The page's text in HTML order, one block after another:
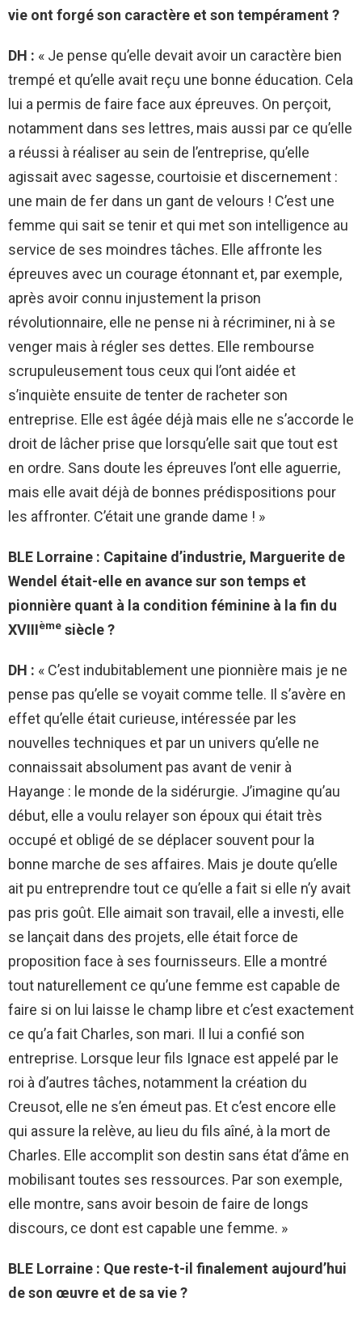
vie ont forgé son caractère et son tempérament ?
DH : « Je pense qu’elle devait avoir un caractère bien
trempé et qu’elle avait reçu une bonne éducation. Cela
lui a permis de faire face aux épreuves. On perçoit,
notamment dans ses lettres, mais aussi par ce qu’elle
a réussi à réaliser au sein de l’entreprise, qu’elle
agissait avec sagesse, courtoisie et discernement :
une main de fer dans un gant de velours ! C’est une
femme qui sait se tenir et qui met son intelligence au
service de ses moindres tâches. Elle affronte les
épreuves avec un courage étonnant et, par exemple,
après avoir connu injustement la prison
révolutionnaire, elle ne pense ni à récriminer, ni à se
venger mais à régler ses dettes. Elle rembourse
scrupuleusement tous ceux qui l’ont aidée et
s’inquiète ensuite de tenter de racheter son
entreprise. Elle est âgée déjà mais elle ne s’accorde le
droit de lâcher prise que lorsqu’elle sait que tout est
en ordre. Sans doute les épreuves l’ont elle aguerrie,
mais elle avait déjà de bonnes prédispositions pour
les affronter. C’était une grande dame ! »
BLE Lorraine : Capitaine d’industrie, Marguerite de
Wendel était-elle en avance sur son temps et
pionnière quant à la condition féminine à la fin du
XVIIIème siècle ?
DH : « C’est indubitablement une pionnière mais je ne
pense pas qu’elle se voyait comme telle. Il s’avère en
effet qu’elle était curieuse, intéressée par les
nouvelles techniques et par un univers qu’elle ne
connaissait absolument pas avant de venir à
Hayange : le monde de la sidérurgie. J’imagine qu’au
début, elle a voulu relayer son époux qui était très
occupé et obligé de se déplacer souvent pour la
bonne marche de ses affaires. Mais je doute qu’elle
ait pu entreprendre tout ce qu’elle a fait si elle n’y avait
pas pris goût. Elle aimait son travail, elle a investi, elle
se lançait dans des projets, elle était force de
proposition face à ses fournisseurs. Elle a montré
tout naturellement ce qu’une femme est capable de
faire si on lui laisse le champ libre et c’est exactement
ce qu’a fait Charles, son mari. Il lui a confié son
entreprise. Lorsque leur fils Ignace est appelé par le
roi à d’autres tâches, notamment la création du
Creusot, elle ne s’en émeut pas. Et c’est encore elle
qui assure la relève, au lieu du fils aîné, à la mort de
Charles. Elle accomplit son destin sans état d’âme en
mobilisant toutes ses ressources. Par son exemple,
elle montre, sans avoir besoin de faire de longs
discours, ce dont est capable une femme. »
BLE Lorraine : Que reste-t-il finalement aujourd’hui
de son œuvre et de sa vie ?